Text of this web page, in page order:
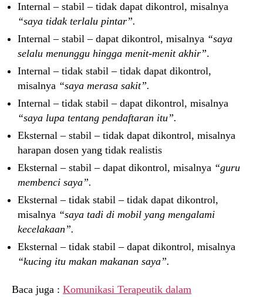
Internal – stabil – tidak dapat dikontrol, misalnya
“saya tidak terlalu pintar”.
Internal – stabil – dapat dikontrol, misalnya “saya
selalu menunggu hingga menit-menit akhir”.
Internal – tidak stabil – tidak dapat dikontrol,
misalnya “saya merasa sakit”.
Internal – tidak stabil – dapat dikontrol, misalnya
“saya lupa tentang pendaftaran itu”.
Eksternal – stabil – tidak dapat dikontrol, misalnya
harapan dosen yang tidak realistis
Eksternal – stabil – dapat dikontrol, misalnya “guru
membenci saya”.
Eksternal – tidak stabil – tidak dapat dikontrol,
misalnya “saya tadi di mobil yang mengalami
kecelakaan”.
Eksternal – tidak stabil – dapat dikontrol, misalnya
“kucing itu makan makanan saya”.
Baca juga : Komunikasi Terapeutik dalam